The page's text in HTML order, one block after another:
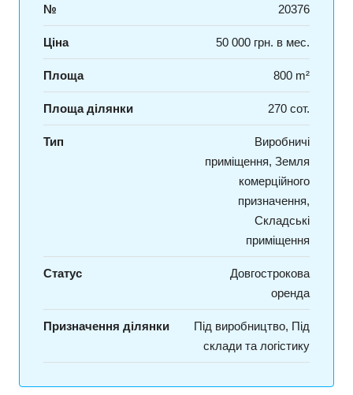
№ 20376
Ціна 50 000 грн. в мес.
Площа 800 m²
Площа ділянки 270 сот.
Тип
Виробничі
приміщення, Земля
комерційного
призначення,
Складські
приміщення
Статус
Довгострокова
оренда
Призначення ділянки
Під виробництво, Під
склади та логістику